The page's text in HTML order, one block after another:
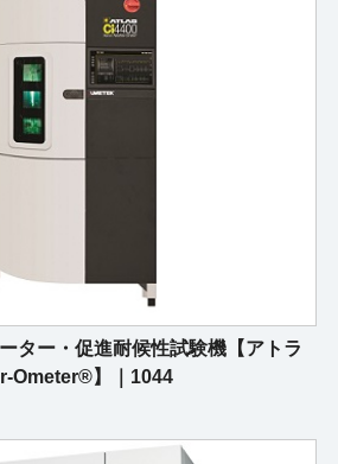
ター・促進耐候性試験機【アトラ
Ometer®】｜1044